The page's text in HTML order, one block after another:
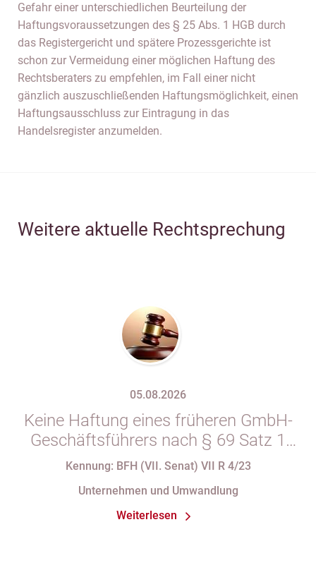
Gefahr einer unterschiedlichen Beurteilung der
Haftungsvoraussetzungen des § 25 Abs. 1 HGB durch
das Registergericht und spätere Prozessgerichte ist
schon zur Vermeidung einer möglichen Haftung des
Rechtsberaters zu empfehlen, im Fall einer nicht
gänzlich auszuschließenden Haftungsmöglichkeit, einen
Haftungsausschluss zur Eintragung in das
Handelsregister anzumelden.
Weitere aktuelle Rechtsprechung
05.08.2026
Keine Haftung eines früheren GmbH-
Geschäftsführers nach § 69 Satz 1
i.V.m. § 34 Abs. 1 AO nach Verlust
Eintragung im Handelsregister
Kennung: BFH (VII. Senat) VII R 4/23
Unternehmen und Umwandlung
Weiterlesen